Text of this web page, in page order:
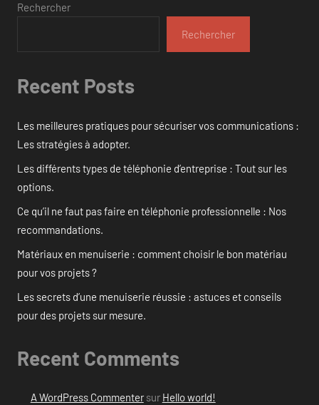
Rechercher
Rechercher
Recent Posts
Les meilleures pratiques pour sécuriser vos communications :
Les stratégies à adopter.
Les différents types de téléphonie d’entreprise : Tout sur les
options.
Ce qu’il ne faut pas faire en téléphonie professionnelle : Nos
recommandations.
Matériaux en menuiserie : comment choisir le bon matériau
pour vos projets ?
Les secrets d’une menuiserie réussie : astuces et conseils
pour des projets sur mesure.
Recent Comments
A WordPress Commentersur Hello world!